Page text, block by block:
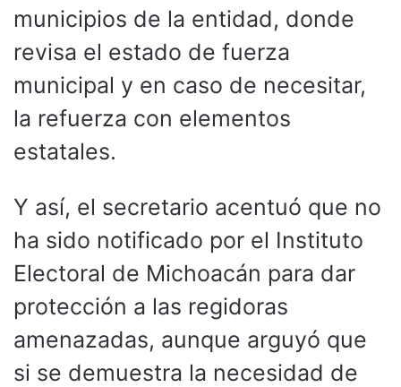
municipios de la entidad, donde
revisa el estado de fuerza
municipal y en caso de necesitar,
la refuerza con elementos
estatales.
Y así, el secretario acentuó que no
ha sido notificado por el Instituto
Electoral de Michoacán para dar
protección a las regidoras
amenazadas, aunque arguyó que
si se demuestra la necesidad de